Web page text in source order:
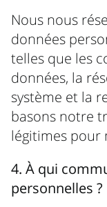
Nous nous
données
telles que les
données, la
système et la
basons notre
légitimes pour
4. À qui
personnelles ?